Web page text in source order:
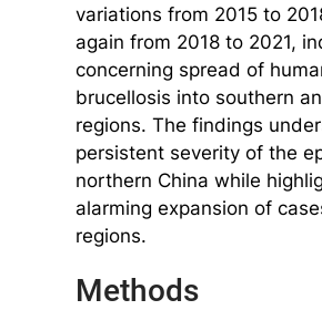
variations from 2015 to
again from 2018 to 2021,
concerning spread of
brucellosis into southern
regions. The findings
persistent severity of the
northern China while
alarming expansion of
regions.
Methods